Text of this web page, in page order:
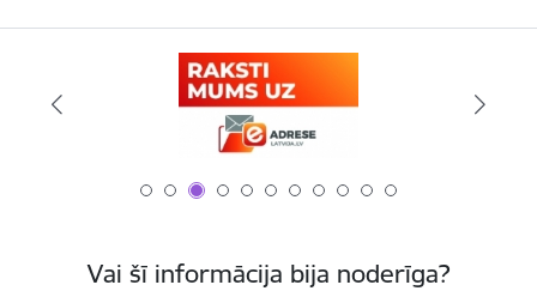
Vai šī informācija bija noderīga?